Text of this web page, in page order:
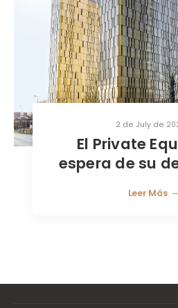
2 de July de
El Private
espera de su
Leer Más